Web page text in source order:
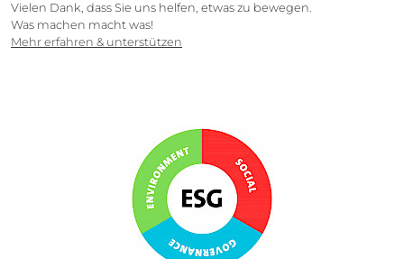
Vielen Dank, dass Sie uns helfen, etwas zu bewegen.
Was machen macht was!
Mehr erfahren & unterstützen